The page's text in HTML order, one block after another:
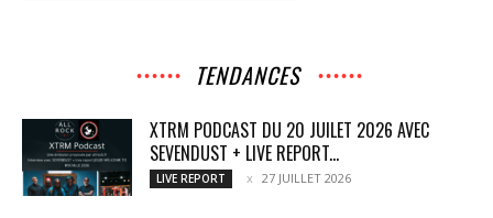
TENDANCES
XTRM PODCAST DU 20 JUILET 2026 AVEC
SEVENDUST + LIVE REPORT...
LIVE REPORT 27 JUILLET 2026